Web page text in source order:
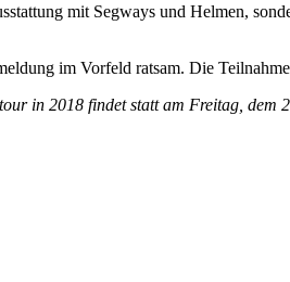
mit Segways und Helmen,
im Vorfeld ratsam. Die
in 2018 findet statt am Freitag, dem